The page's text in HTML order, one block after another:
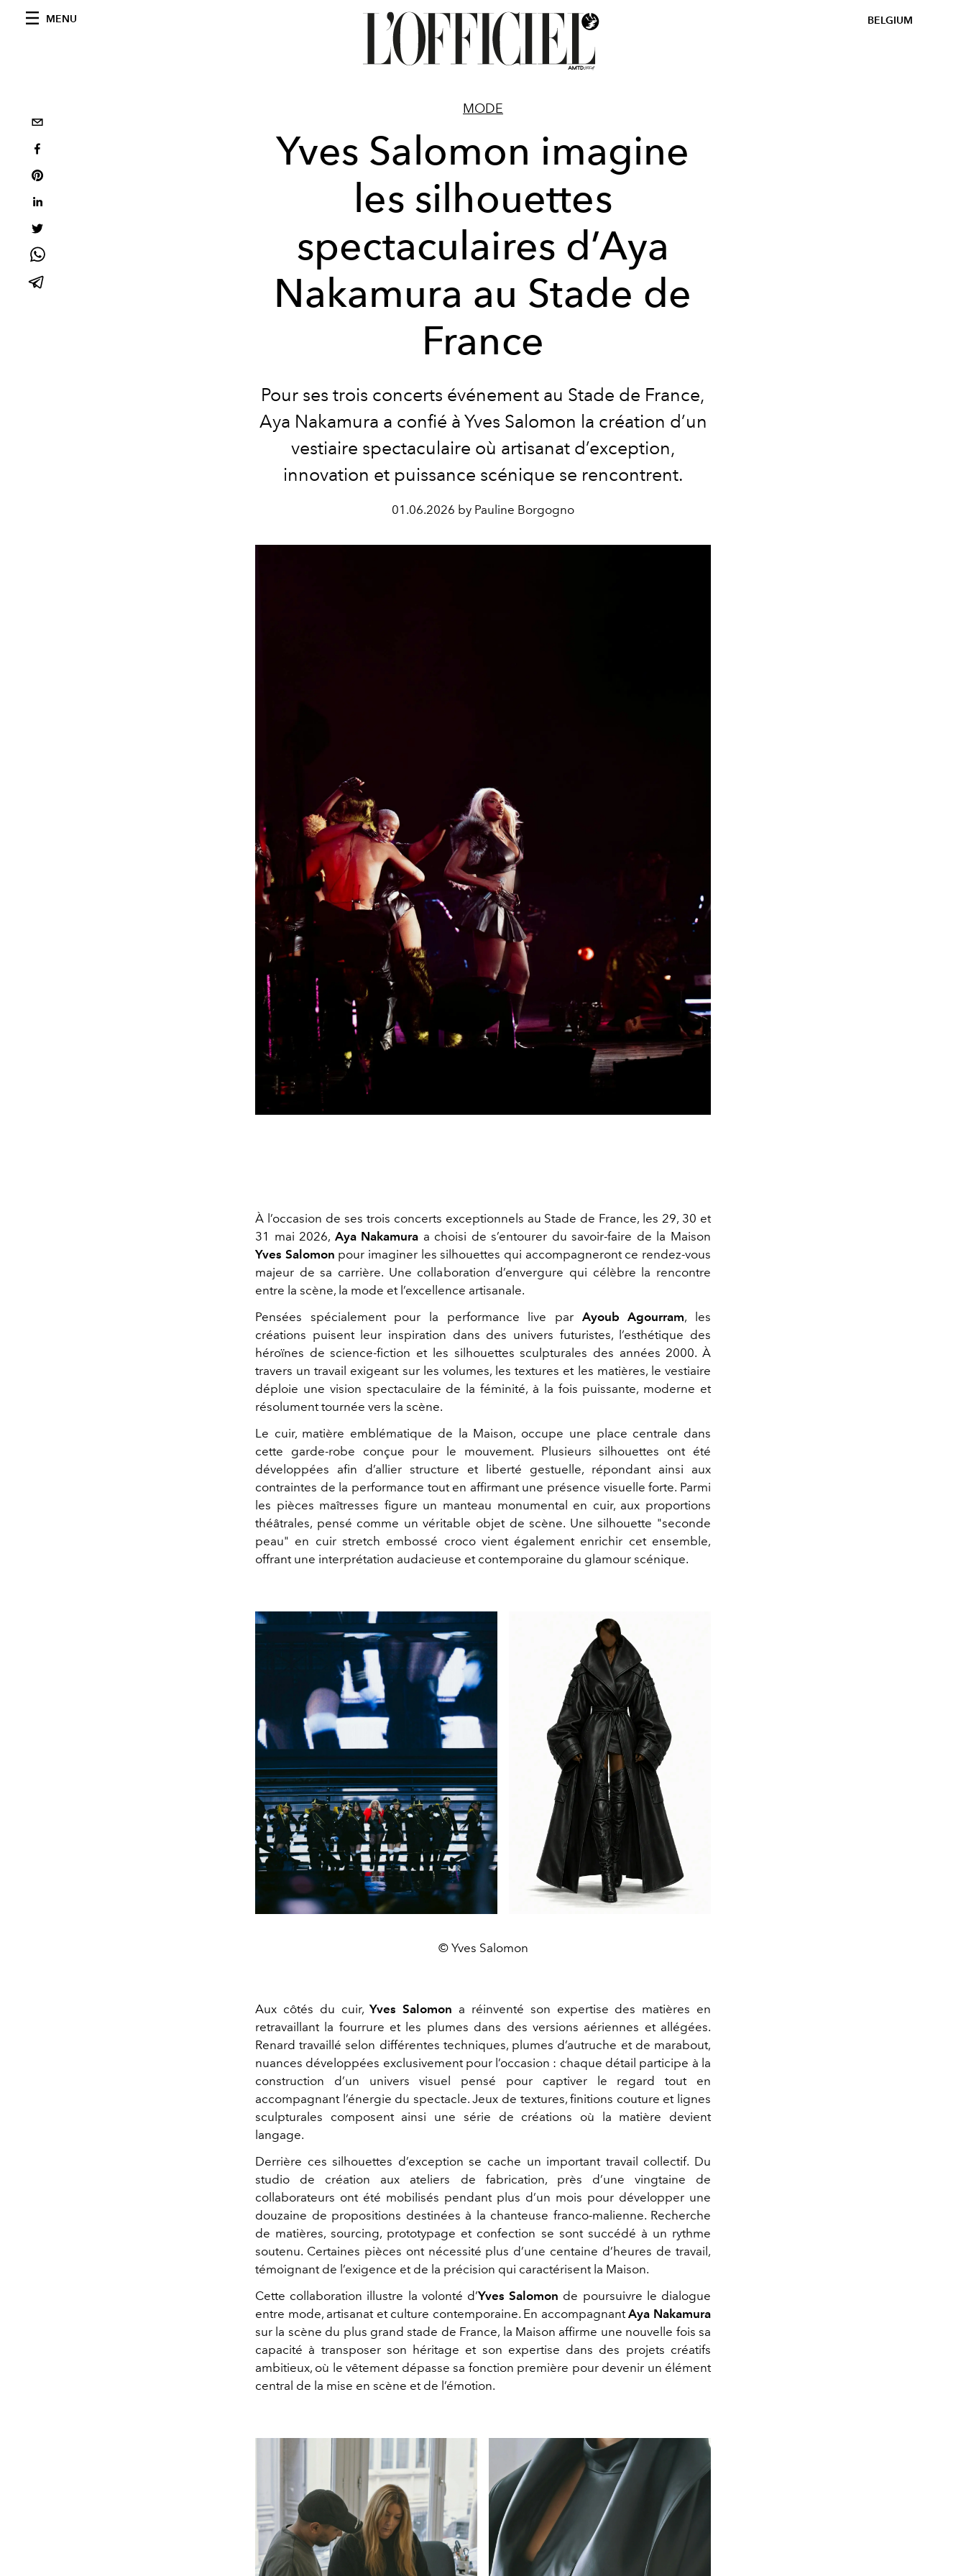
MENU BELGIUM
MODE
Yves Salomon imagine
les silhouettes
spectaculaires d’Aya
Nakamura au Stade de
France
Pour ses trois concerts événement au Stade de France,
Aya Nakamura a confié à Yves Salomon la création d’un
vestiaire spectaculaire où artisanat d’exception,
innovation et puissance scénique se rencontrent.
01.06.2026 by Pauline Borgogno
À l’occasion de ses trois concerts exceptionnels au Stade de France, les 29, 30 et
31 mai 2026, Aya Nakamura a choisi de s’entourer du savoir-faire de la Maison
Yves Salomon pour imaginer les silhouettes qui accompagneront ce rendez-vous
majeur de sa carrière. Une collaboration d’envergure qui célèbre la rencontre
entre la scène, la mode et l’excellence artisanale.
Pensées spécialement pour la performance live par Ayoub Agourram, les
créations puisent leur inspiration dans des univers futuristes, l’esthétique des
héroïnes de science-fiction et les silhouettes sculpturales des années 2000. À
travers un travail exigeant sur les volumes, les textures et les matières, le vestiaire
déploie une vision spectaculaire de la féminité, à la fois puissante, moderne et
résolument tournée vers la scène.
Le cuir, matière emblématique de la Maison, occupe une place centrale dans
cette garde-robe conçue pour le mouvement. Plusieurs silhouettes ont été
développées afin d’allier structure et liberté gestuelle, répondant ainsi aux
contraintes de la performance tout en affirmant une présence visuelle forte. Parmi
les pièces maîtresses figure un manteau monumental en cuir, aux proportions
théâtrales, pensé comme un véritable objet de scène. Une silhouette "seconde
peau" en cuir stretch embossé croco vient également enrichir cet ensemble,
offrant une interprétation audacieuse et contemporaine du glamour scénique.
© Yves Salomon
Aux côtés du cuir,Yves Salomon a réinventé son expertise des matières en
retravaillant la fourrure et les plumes dans des versions aériennes et allégées.
Renard travaillé selon différentes techniques, plumes d’autruche et de marabout,
nuances développées exclusivement pour l’occasion : chaque détail participe à la
construction d’un univers visuel pensé pour captiver le regard tout en
accompagnant l’énergie du spectacle. Jeux de textures, finitions couture et lignes
sculpturales composent ainsi une série de créations où la matière devient
langage.
Derrière ces silhouettes d’exception se cache un important travail collectif. Du
studio de création aux ateliers de fabrication, près d’une vingtaine de
collaborateurs ont été mobilisés pendant plus d’un mois pour développer une
douzaine de propositions destinées à la chanteuse franco-malienne. Recherche
de matières, sourcing, prototypage et confection se sont succédé à un rythme
soutenu. Certaines pièces ont nécessité plus d’une centaine d’heures de travail,
témoignant de l’exigence et de la précision qui caractérisent la Maison.
Cette collaboration illustre la volonté d’Yves Salomon de poursuivre le dialogue
entre mode, artisanat et culture contemporaine. En accompagnantAya Nakamura
sur la scène du plus grand stade de France, la Maison affirme une nouvelle fois sa
capacité à transposer son héritage et son expertise dans des projets créatifs
ambitieux, où le vêtement dépasse sa fonction première pour devenir un élément
central de la mise en scène et de l’émotion.